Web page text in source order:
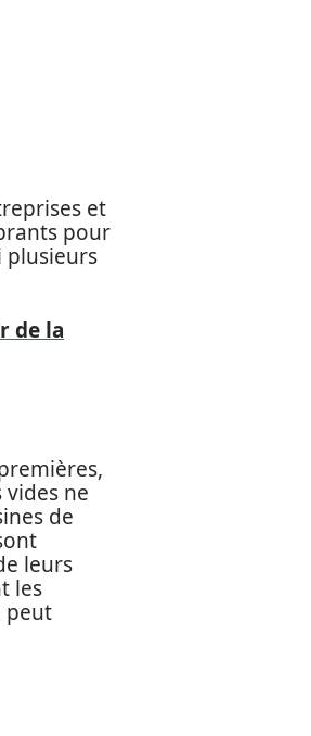
et
pour
plusieurs
de la
ne
de
leurs
les
peut